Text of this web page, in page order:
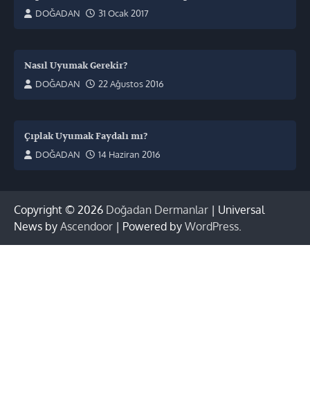
DOĞADAN
31 Ocak 2017
Nasıl Uyumak Gerekir?
DOĞADAN
22 Ağustos 2016
Çıplak Uyumak Faydalı mı?
DOĞADAN
14 Haziran 2016
Copyright © 2026 Doğadan Dermanlar | Universal
News by Ascendoor | Powered by WordPress.